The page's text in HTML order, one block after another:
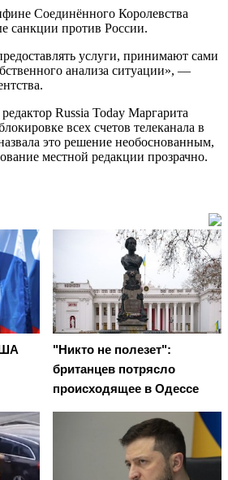
Соединённого Королевства
санкции против России.
услуги, принимают сами
анализа ситуации», —
Russia Today Маргарита
всех счетов телеканала в
это решение необоснованным,
местной редакции прозрачно.
"Никто не полезет":
британцев потрясло
происходящее в Одессе